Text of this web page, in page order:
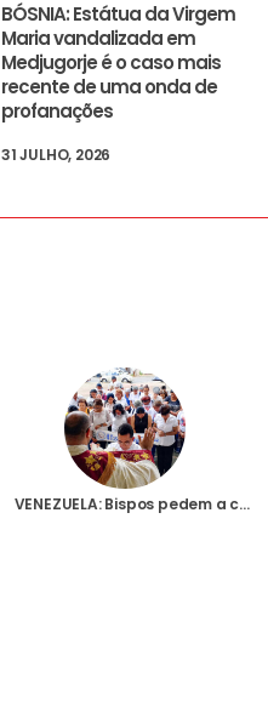
BÓSNIA: Estátua da Virgem
Maria vandalizada em
Medjugorje é o caso mais
recente de uma onda de
profanações
31 JULHO, 2026
VENEZUELA: Bispos pedem a colaboração de todos para se conseguir a reconciliação nacional